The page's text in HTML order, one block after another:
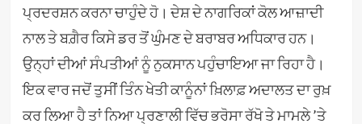
ਪ੍ਰਦਰਸ਼ਨ ਕਰਨਾ ਚਾਹੁੰਦੇ ਹੋ। ਦੇਸ਼ ਦੇ ਨਾਗਰਿਕਾਂ ਕੋਲ ਆਜ਼ਾਦੀ
ਨਾਲ ਤੇ ਬਗ਼ੈਰ ਕਿਸੇ ਡਰ ਤੋਂ ਘੁੰਮਣ ਦੇ ਬਰਾਬਰ ਅਧਿਕਾਰ ਹਨ।
ਉਨ੍ਹਾਂ ਦੀਆਂ ਸੰਪਤੀਆਂ ਨੂੰ ਨੁਕਸਾਨ ਪਹੁੰਚਾਇਆ ਜਾ ਰਿਹਾ ਹੈ।
ਇਕ ਵਾਰ ਜਦੋਂ ਤੁਸੀਂ ਤਿੰਨ ਖੇਤੀ ਕਾਨੂੰਨਾਂ ਖ਼ਿਲਾਫ਼ ਅਦਾਲਤ ਦਾ ਰੁਖ਼
ਕਰ ਲਿਆ ਹੈ ਤਾਂ ਨਿਆ ਪ੍ਰਣਾਲੀ ਵਿੱਚ ਭਰੋਸਾ ਰੱਖੋ ਤੇ ਮਾਮਲੇ ’ਤੇ